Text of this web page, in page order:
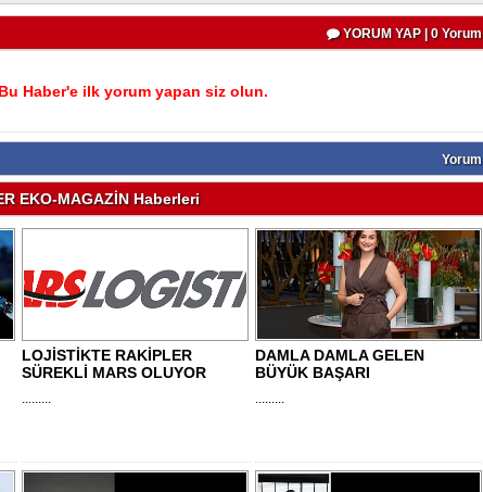
YORUM YAP | 0 Yorum
Haber'e ilk yorum yapan siz olun.
Yorum
EKO-MAGAZİN Haberleri
LOJİSTİKTE RAKİPLER
SÜREKLİ MARS OLUYOR
.........
DAMLA DAMLA GELEN
BÜYÜK BAŞARI
.........